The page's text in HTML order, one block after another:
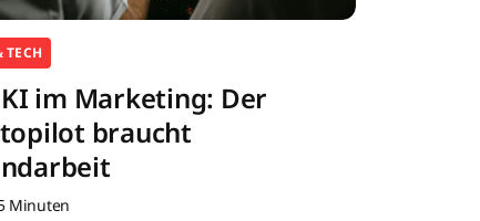
TECH
KI im Marketing: Der
braucht
Minuten